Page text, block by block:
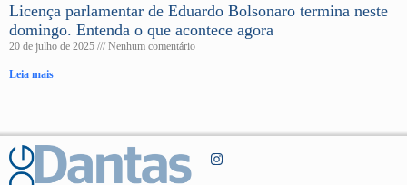
Licença parlamentar de Eduardo Bolsonaro termina neste
domingo. Entenda o que acontece agora
20 de julho de 2025 Nenhum comentário
Leia mais